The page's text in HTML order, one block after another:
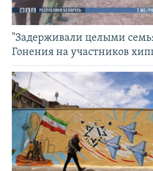
"Задерживали целыми
Гонения на участников